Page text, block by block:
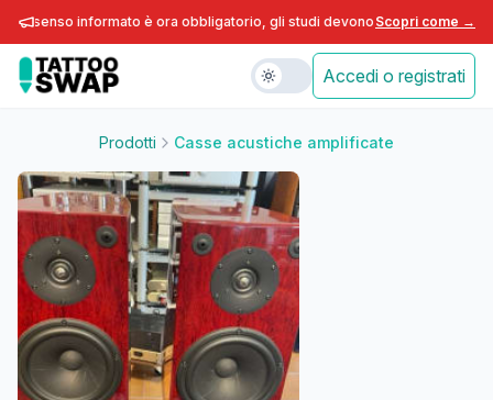
informato è ora obbligatorio, gli studi devono adeguarsi entro
Scopri come →
Accedi o registrati
Prodotti Casse acustiche amplificate